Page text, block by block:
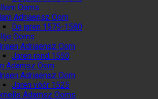
Ooms
Adriaensz Oom
De jaren 1575-1580
Ooms
Adriaensz Oom
Jaren rond 1550
Adamsz Oom
Adriaensz Oom
Jaren vóór 1525
Adamsz Ooms